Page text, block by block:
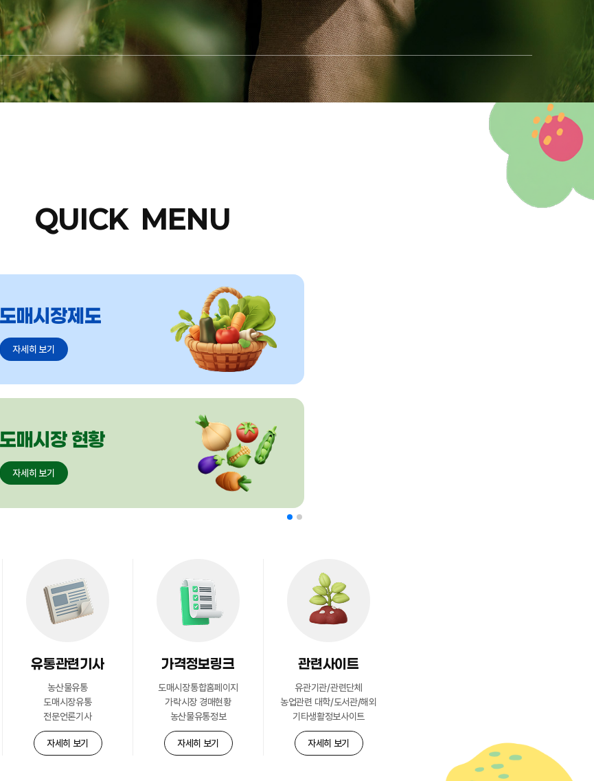
QUICK MENU
자세히 보기
도매시장 현황
자세히 보기
협회소개
자세히 보기
자세히 보기
유통관련기사
농산물유통
도매시장유통
전문언론기사
자세히 보기
가격정보링크
도매시장통합홈페이지
가락시장 경매현황
농산물유통정보
자세히 보기
관련사이트
유관기관/관련단체
농업관련 대학/도서관/해외
기타생활정보사이트
자세히 보기